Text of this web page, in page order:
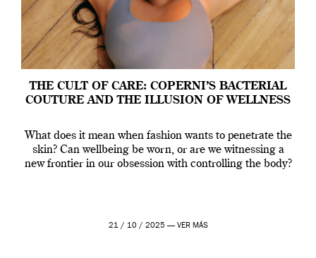
THE CULT OF CARE: COPERNI’S BACTERIAL
COUTURE AND THE ILLUSION OF WELLNESS
What does it mean when fashion wants to penetrate the
skin? Can wellbeing be worn, or are we witnessing a
new frontier in our obsession with controlling the body?
21 / 10 / 2025 — VER MÁS